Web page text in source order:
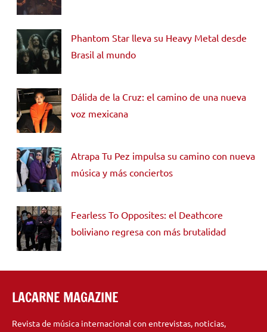
Phantom Star lleva su Heavy Metal desde
Brasil al mundo
Dálida de la Cruz: el camino de una nueva
voz mexicana
Atrapa Tu Pez impulsa su camino con nueva
música y más conciertos
Fearless To Opposites: el Deathcore
boliviano regresa con más brutalidad
LACARNE MAGAZINE
Revista de música internacional con entrevistas, noticias,